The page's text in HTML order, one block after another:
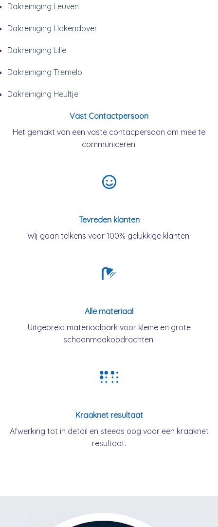
Dakreiniging Leuven
Dakreiniging Hakendover
Dakreiniging Lille
Dakreiniging Tremelo
Dakreiniging Heultje
Vast Contactpersoon
Het gemakt van een vaste contacpersoon om mee te
communiceren.
Tevreden klanten
Wij gaan telkens voor 100% gelukkige klanten.
Alle materiaal
Uitgebreid materiaalpark voor kleine en grote
schoonmaakopdrachten.
Kraaknet resultaat
Afwerking tot in detail en steeds oog voor een kraaknet
resultaat.